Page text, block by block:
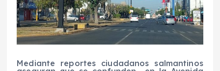
Mediante reportes ciudadanos salmantinos